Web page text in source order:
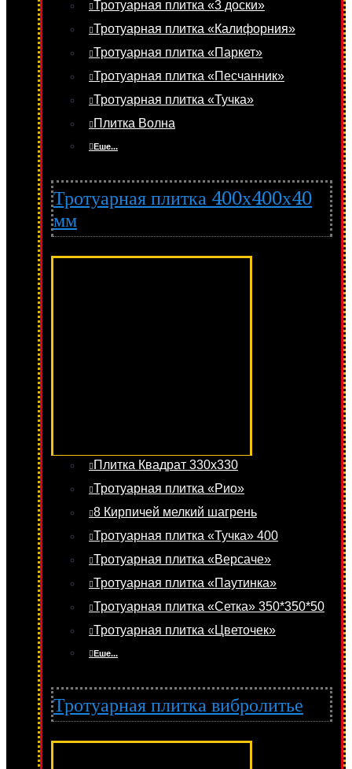
Тротуарная плитка «3 доски»
Тротуарная плитка «Калифорния»
Тротуарная плитка «Паркет»
Тротуарная плитка «Песчанник»
Тротуарная плитка «Тучка»
Плитка Волна
Еше...
Тротуарная плитка 400х400х40
мм
Плитка Квадрат 330х330
Тротуарная плитка «Рио»
8 Кирпичей мелкий шагрень
Тротуарная плитка «Тучка» 400
Тротуарная плитка «Версаче»
Тротуарная плитка «Паутинка»
Тротуарная плитка «Сетка» 350*350*50
Тротуарная плитка «Цветочек»
Еше...
Тротуарная плитка вибролитье